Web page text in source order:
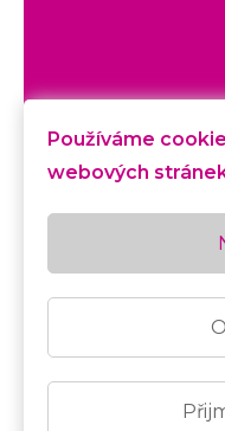
zákonem. ©
České
Zárybnická, Mgr.
Kubec (realizace,
Jan Sommer
prohlášení o
Používáme
webových